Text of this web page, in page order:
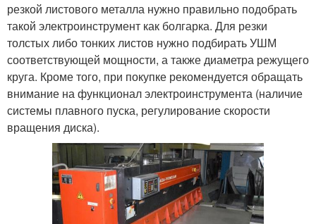
резкой листового металла нужно правильно подобрать
такой электроинструмент как болгарка. Для резки
толстых либо тонких листов нужно подбирать УШМ
соответствующей мощности, а также диаметра режущего
круга. Кроме того, при покупке рекомендуется обращать
внимание на функционал электроинструмента (наличие
системы плавного пуска, регулирование скорости
вращения диска).